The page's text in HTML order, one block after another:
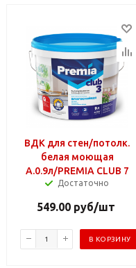
ВДК для стен/потолк.
белая моющая
А.0.9л/PREMIA CLUB 7
Достаточно
549.00руб/шт
В КОРЗИНУ